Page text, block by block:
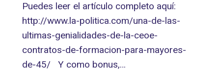
Puedes leer el artículo completo aquí:
http://www.la-politica.com/una-de-las-
ultimas-genialidades-de-la-ceoe-
contratos-de-formacion-para-mayores-
de-45/ Y como bonus,…